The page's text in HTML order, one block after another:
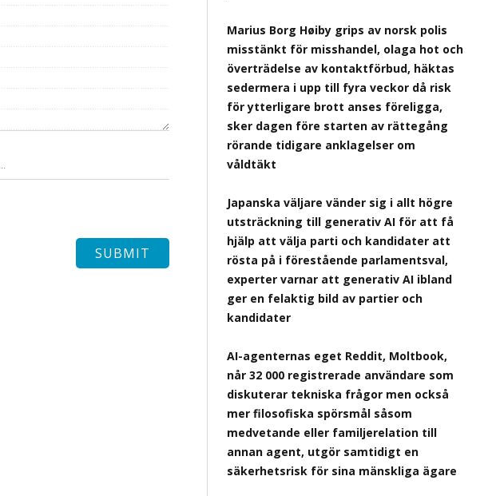
Marius Borg Høiby grips av norsk polis
misstänkt för misshandel, olaga hot och
överträdelse av kontaktförbud, häktas
sedermera i upp till fyra veckor då risk
för ytterligare brott anses föreligga,
sker dagen före starten av rättegång
rörande tidigare anklagelser om
våldtäkt
Japanska väljare vänder sig i allt högre
utsträckning till generativ AI för att få
hjälp att välja parti och kandidater att
rösta på i förestående parlamentsval,
experter varnar att generativ AI ibland
ger en felaktig bild av partier och
kandidater
AI-agenternas eget Reddit, Moltbook,
når 32 000 registrerade användare som
diskuterar tekniska frågor men också
mer filosofiska spörsmål såsom
medvetande eller familjerelation till
annan agent, utgör samtidigt en
säkerhetsrisk för sina mänskliga ägare